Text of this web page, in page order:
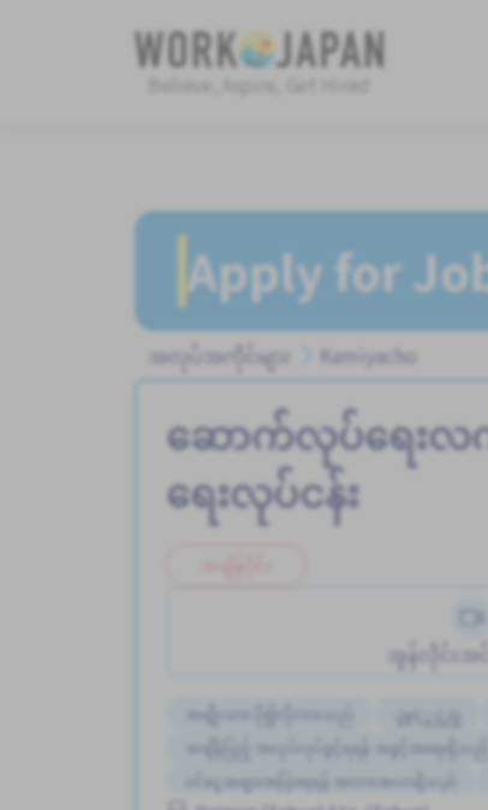
Believe, Aspire, Get Hired
Apply for
အလုပ်အကိုင်များ Kamiyacho
ဆောက်လုပ်ရေး
ရေးလုပ်ငန်း
အွန်လိုင်းအ
အမျိုးသား ပို၍လိုလားသည် ျမွင့္တင္သည္
အချိန်ပြည့် အလုပ်လုပ်ခွင့်ရရန် အခွင့်အရေးရှိသည်
ဝင်ငွေအများအပြားရရန် အလားအလာရှိသည်